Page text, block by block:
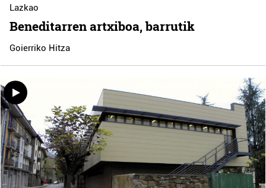
Lazkao
Beneditarren artxiboa, barrutik
Goierriko Hitza